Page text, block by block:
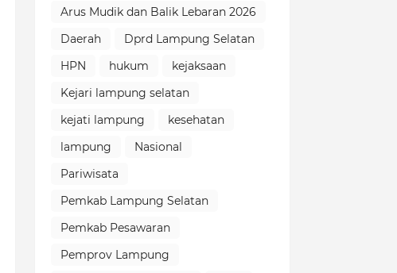
Arus Mudik dan Balik Lebaran 2026
Daerah
Dprd Lampung Selatan
HPN
hukum
kejaksaan
Kejari lampung selatan
kejati lampung
kesehatan
lampung
Nasional
Pariwisata
Pemkab Lampung Selatan
Pemkab Pesawaran
Pemprov Lampung